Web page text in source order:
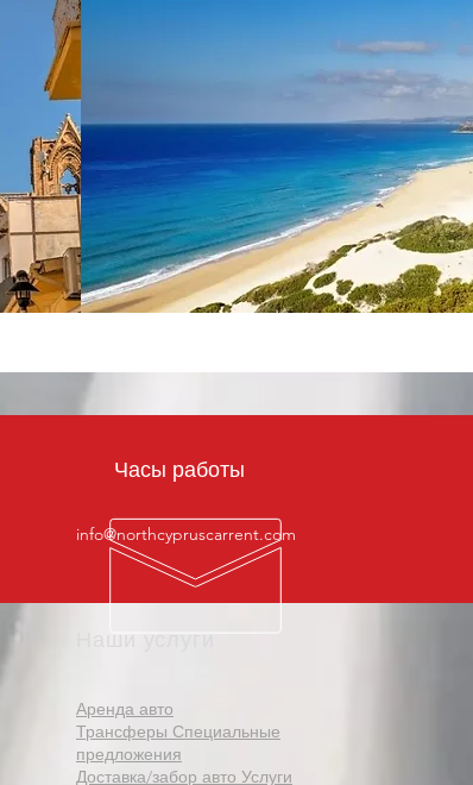
Часы работы
info@northcypruscarrent.com
Наши услуги
Аренда авто
Трансферы Специальные
предложения
Доставка/забор авто Услуги